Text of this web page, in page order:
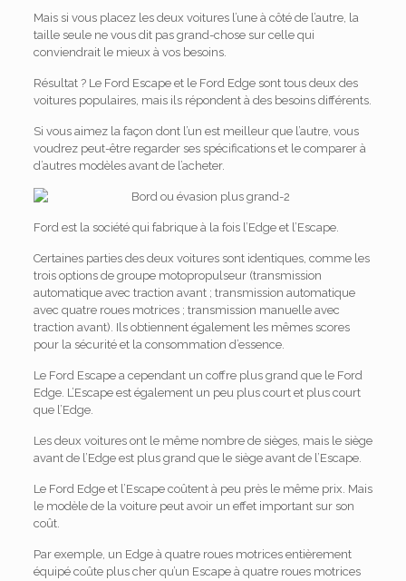
Mais si vous placez les deux voitures l’une à côté de l’autre, la
taille seule ne vous dit pas grand-chose sur celle qui
conviendrait le mieux à vos besoins.
Résultat ? Le Ford Escape et le Ford Edge sont tous deux des
voitures populaires, mais ils répondent à des besoins différents.
Si vous aimez la façon dont l’un est meilleur que l’autre, vous
voudrez peut-être regarder ses spécifications et le comparer à
d’autres modèles avant de l’acheter.
Ford est la société qui fabrique à la fois l’Edge et l’Escape.
Certaines parties des deux voitures sont identiques, comme les
trois options de groupe motopropulseur (transmission
automatique avec traction avant ; transmission automatique
avec quatre roues motrices ; transmission manuelle avec
traction avant). Ils obtiennent également les mêmes scores
pour la sécurité et la consommation d’essence.
Le Ford Escape a cependant un coffre plus grand que le Ford
Edge. L’Escape est également un peu plus court et plus court
que l’Edge.
Les deux voitures ont le même nombre de sièges, mais le siège
avant de l’Edge est plus grand que le siège avant de l’Escape.
Le Ford Edge et l’Escape coûtent à peu près le même prix. Mais
le modèle de la voiture peut avoir un effet important sur son
coût.
Par exemple, un Edge à quatre roues motrices entièrement
équipé coûte plus cher qu’un Escape à quatre roues motrices